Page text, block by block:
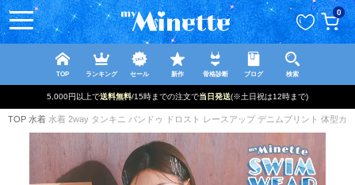
0
TOP ランキング セール 新作 骨格診断 ブログ 検索
新規登録で最大2500円OFF!
TOP 水着 水着 2way タンキニ バンドゥ ドロスト レースアップ デニムプリント 体型カ
ペー
ジト
ップ